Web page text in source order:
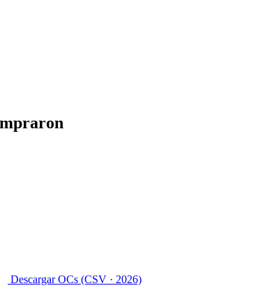
Descargar OCs (CSV · 2026)